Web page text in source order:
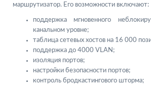
маршрутизатор. Его возможности включают:
поддержка мгновенного
канальном уровне;
таблица сетевых хостов на 16 000
поддержка до 4000 VLAN;
изоляция портов;
настройки безопасности портов;
контроль бродкастингового шторма;